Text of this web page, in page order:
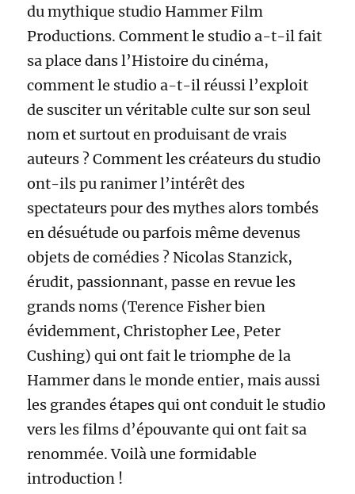
du mythique studio Hammer Film
Productions. Comment le studio a-t-il fait
sa place dans l’Histoire du cinéma,
comment le studio a-t-il réussi l’exploit
de susciter un véritable culte sur son seul
nom et surtout en produisant de vrais
auteurs ? Comment les créateurs du studio
ont-ils pu ranimer l’intérêt des
spectateurs pour des mythes alors tombés
en désuétude ou parfois même devenus
objets de comédies ? Nicolas Stanzick,
érudit, passionnant, passe en revue les
grands noms (Terence Fisher bien
évidemment, Christopher Lee, Peter
Cushing) qui ont fait le triomphe de la
Hammer dans le monde entier, mais aussi
les grandes étapes qui ont conduit le studio
vers les films d’épouvante qui ont fait sa
renommée. Voilà une formidable
introduction !